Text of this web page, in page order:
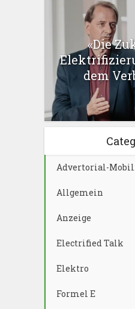
«Die
dem
Advertorial-
Allgemein
Anzeige
Electrified Talk
Elektro
Formel E